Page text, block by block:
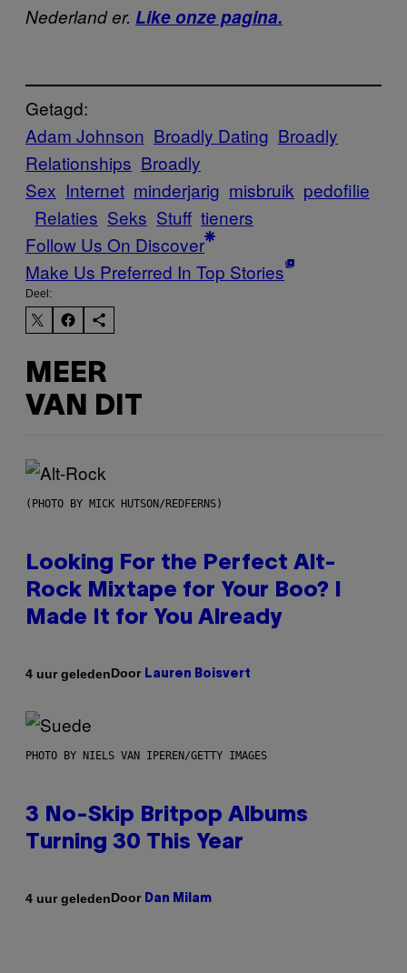
Nederland er. Like onze pagina.
Getagd:
Adam Johnson Broadly Dating Broadly
Relationships Broadly
Sex Internet minderjarig misbruik pedofilie
Relaties Seks Stuff tieners
Follow Us On Discover
Make Us Preferred In Top Stories
Deel:
MEER
VAN DIT
(PHOTO BY MICK HUTSON/REDFERNS)
Looking For the Perfect Alt-
Rock Mixtape for Your Boo? I
Made It for You Already
4 uur geledenDoor Lauren Boisvert
PHOTO BY NIELS VAN IPEREN/GETTY IMAGES
3 No-Skip Britpop Albums
Turning 30 This Year
4 uur geledenDoor Dan Milam